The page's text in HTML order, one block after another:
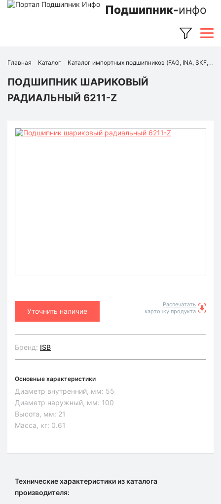
Подшипник-инфо
Главная Каталог Каталог импортных подшипников (FAG, INA, SKF, NSK, Timken и др.)
ПОДШИПНИК ШАРИКОВЫЙ
РАДИАЛЬНЫЙ 6211-Z
Уточнить наличие
Распечатать
карточку продукта
Бренд: ISB
Основные характеристики
Диаметр внутренний, мм: 55
Диаметр наружный, мм: 100
Высота, мм: 21
Масса, кг: 0.61
Технические характеристики из каталога
производителя: